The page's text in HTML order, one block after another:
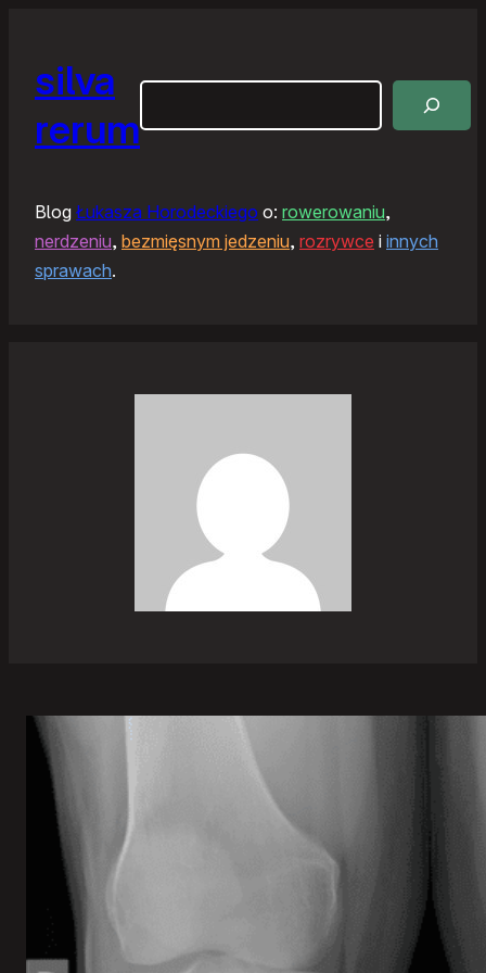
silva
rerum
Blog Łukasza Horodeckiego o: rowerowaniu,
nerdzeniu, bezmięsnym jedzeniu, rozrywce i innych
sprawach.